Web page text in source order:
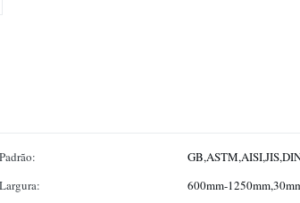
Padrão:
Largura:
600mm-